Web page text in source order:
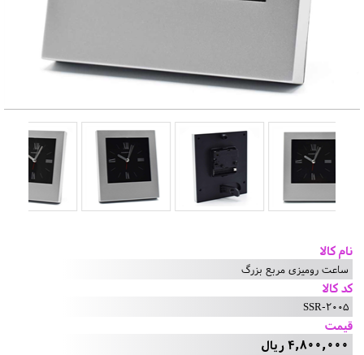
نام کالا
ساعت رومیزی مربع بزرگ
کد کالا
SSR-2005
قیمت
4,800,000 ریال